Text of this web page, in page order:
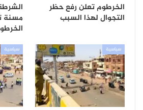
الخرطوم تعلن رفع حظر
التجوال لهذا السبب
مسنة
سياسية سياسية